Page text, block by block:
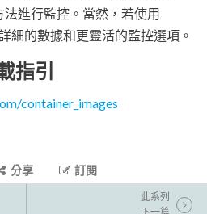
進行監控。當然，若使用
細的數據和更靈活的監控選項。
指引
container_images
分享 訂閱
此系列